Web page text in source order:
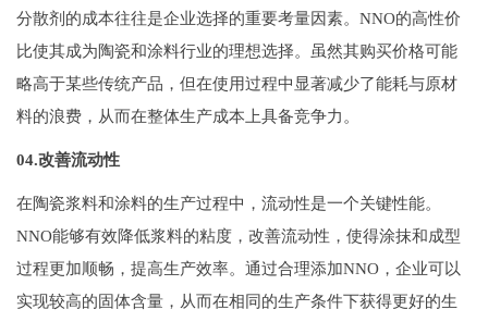
分散剂的成本往往是企业选择的重要考量因素。NNO的高性价
比使其成为陶瓷和涂料行业的理想选择。虽然其购买价格可能
略高于某些传统产品，但在使用过程中显著减少了能耗与原材
料的浪费，从而在整体生产成本上具备竞争力。
04.改善流动性
在陶瓷浆料和涂料的生产过程中，流动性是一个关键性能。
NNO能够有效降低浆料的粘度，改善流动性，使得涂抹和成型
过程更加顺畅，提高生产效率。通过合理添加NNO，企业可以
实现较高的固体含量，从而在相同的生产条件下获得更好的生